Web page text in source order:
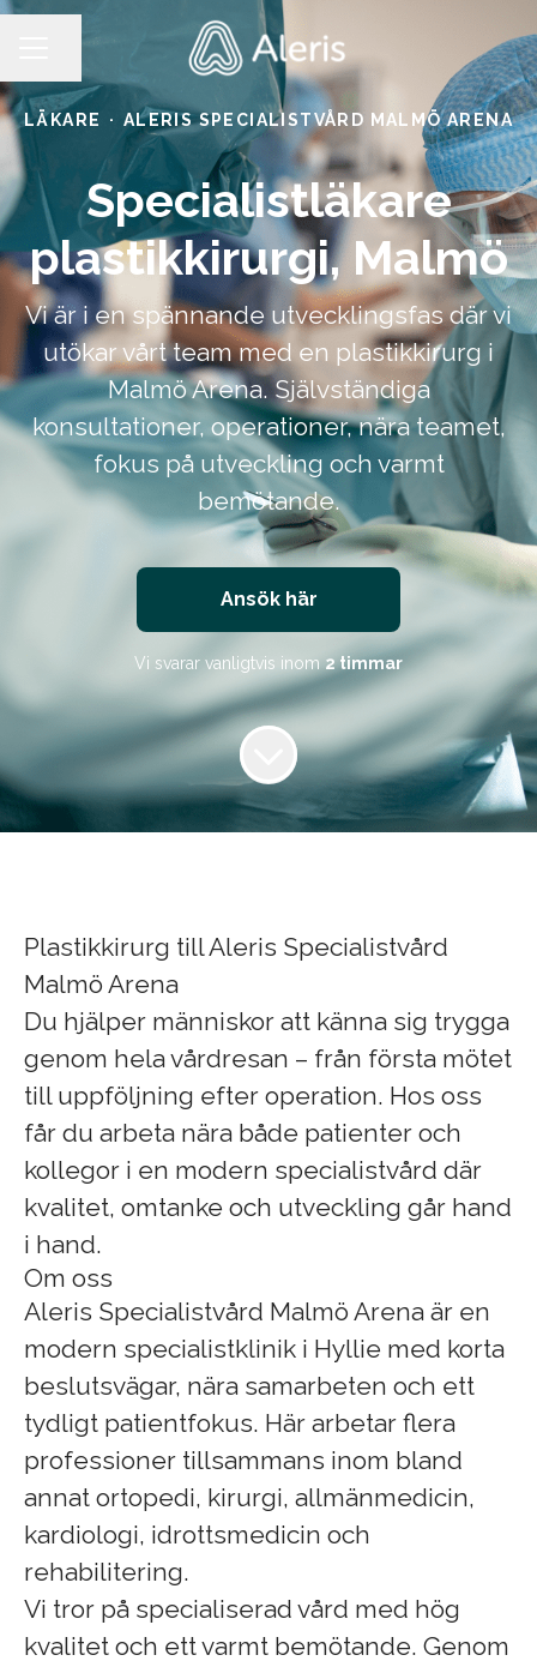
LÄKARE · ALERIS SPECIALISTVÅRD MALMÖ ARENA
Specialistläkare
plastikkirurgi, Malmö
Vi är i en spännande utvecklingsfas där vi
utökar vårt team med en plastikkirurg i
Malmö Arena. Självständiga
konsultationer, operationer, nära teamet,
fokus på utveckling och varmt
bemötande.
Ansök här
Vi svarar vanligtvis inom2 timmar
Plastikkirurg till Aleris Specialistvård
Malmö Arena
Du hjälper människor att känna sig trygga
genom hela vårdresan – från första mötet
till uppföljning efter operation. Hos oss
får du arbeta nära både patienter och
kollegor i en modern specialistvård där
kvalitet, omtanke och utveckling går hand
i hand.
Om oss
Aleris Specialistvård Malmö Arena är en
modern specialistklinik i Hyllie med korta
beslutsvägar, nära samarbeten och ett
tydligt patientfokus. Här arbetar flera
professioner tillsammans inom bland
annat ortopedi, kirurgi, allmänmedicin,
kardiologi, idrottsmedicin och
rehabilitering.
Vi tror på specialiserad vård med hög
kvalitet och ett varmt bemötande. Genom